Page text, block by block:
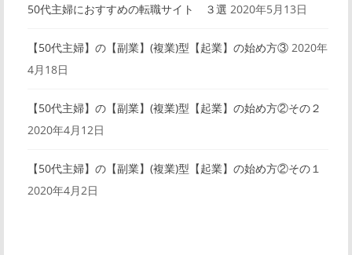
50代主婦におすすめの転職サイト ３選 2020年5月13日
【50代主婦】の【副業】(複業)型【起業】の始め方③ 2020年
4月18日
【50代主婦】の【副業】(複業)型【起業】の始め方②その２
2020年4月12日
【50代主婦】の【副業】(複業)型【起業】の始め方②その１
2020年4月2日